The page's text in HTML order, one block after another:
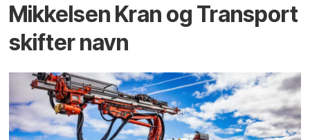
Mikkelsen Kran og Transport
skifter navn